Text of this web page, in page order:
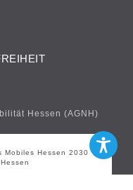
Hessen (AGNH)
Mobiles Hessen 2030